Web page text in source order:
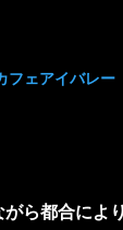
フェアイバレー
ら都合によ